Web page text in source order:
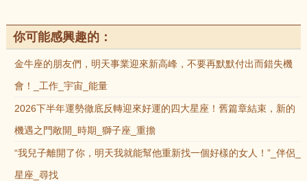
你可能感興趣的：
金牛座的朋友們，明天事業迎來新高峰，不要再默默付出而錯失機
會！_工作_宇宙_能量
2026下半年運勢徹底反轉迎來好運的四大星座！舊篇章結束，新的
機遇之門敞開_時期_獅子座_重擔
“我兒子離開了你，明天我就能幫他重新找一個好樣的女人！”_伴侶_
星座_尋找